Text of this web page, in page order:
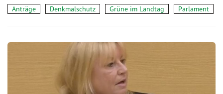
Anträge Denkmalschutz Grüne im Landtag Parlament